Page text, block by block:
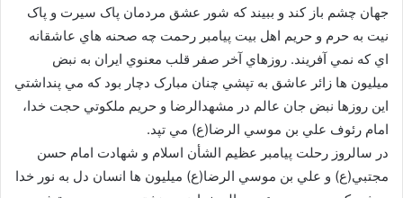
جهان چشم باز کند و ببيند که شور عشق مردمان پاک سيرت و پاک
نيت به حرم و حريم اهل بيت پيامبر رحمت چه صحنه هاي عاشقانه
اي که نمي آفريند. روزهاي آخر صفر قلب معنوي ايران به نبض
ميليون ها زائر عاشق به تپشي چنان مبارک دچار بود که مي پنداشتي
اين روزها نبض جان عالم در مشهدالرضا و حريم ملکوتي حجت خدا،
امام رئوف علي بن موسي الرضا(ع) مي تپد.
در سالروز رحلت پيامبر عظيم الشأن اسلام و شهادت امام حسن
مجتبي(ع) و علي بن موسي الرضا(ع) ميليون ها انسان دل به نور خدا